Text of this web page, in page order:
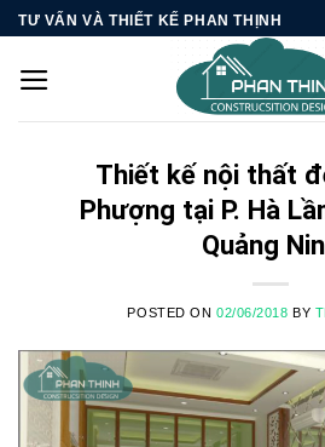
Skip
content
TƯ VẤN VÀ THIẾT KẾ PHAN THỊNH
Thiết kế nội thất
Phượng tại P. Hà
Quảng
POSTED ON 02/06/2018 BY